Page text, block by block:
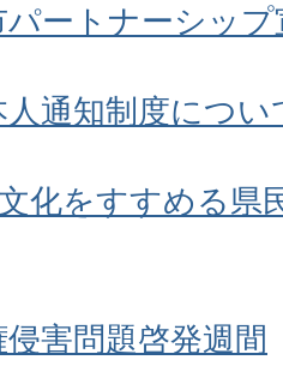
パートナーシッ
通知制度につい
化をすすめる県
害問題啓発週間